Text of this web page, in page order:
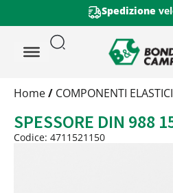
Spedizione
Trattamento
Peso
Quantità
Home/ COMPONENTI ELASTICI
SPESSORE DIN 988
Codice: 4711521150